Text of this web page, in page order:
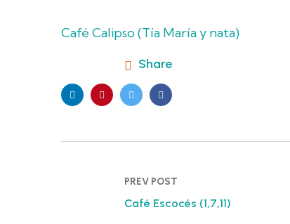
Café Calipso (Tía María y nata)
Share
PREV POST
Café Escocés (1,7,11)